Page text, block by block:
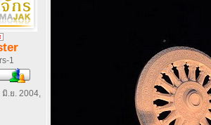
1
มิ.ย. 2004,